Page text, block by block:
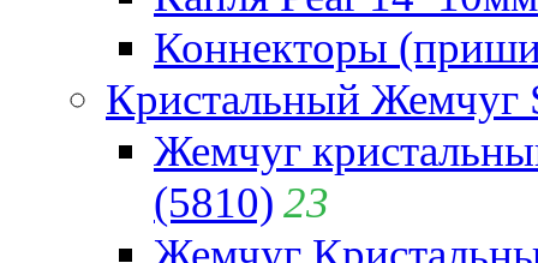
Коннекторы
Кристальный Жемчуг
Жемчуг
(5810) 23